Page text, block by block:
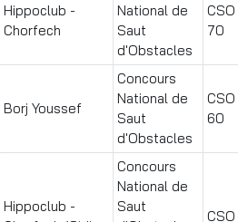
Hippoclub -
Chorfech
National de
Saut
d'Obstacles
70
Borj Youssef
Concours
National de
Saut
d'Obstacles
60
Hippoclub -
Concours
National de
Saut